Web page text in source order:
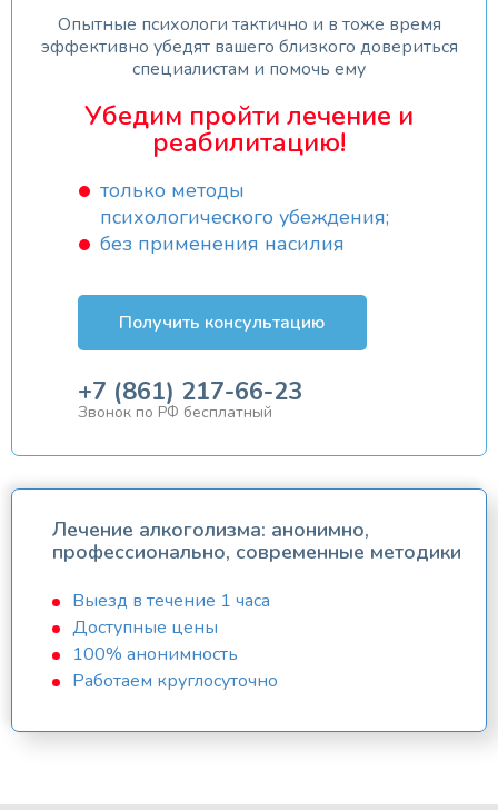
Опытные психологи тактично и в тоже время
эффективно убедят вашего близкого довериться
специалистам и помочь ему
Убедим пройти лечение и
реабилитацию!
только методы
психологического убеждения;
без применения насилия
Получить консультацию
+7 (861) 217-66-23
Звонок по РФ бесплатный
Лечение алкоголизма: анонимно,
профессионально, современные методики
Выезд в течение 1 часа
Доступные цены
100% анонимность
Работаем круглосуточно